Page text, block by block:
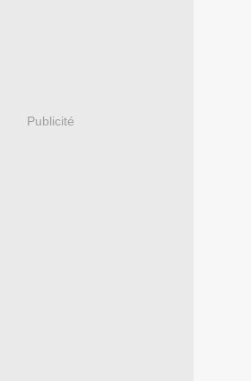
Publicité